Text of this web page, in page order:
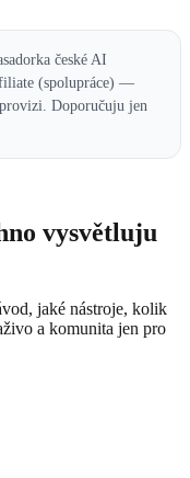
české AI
(spolupráce) —
Doporučuju jen
vysvětluju
jaké nástroje, kolik
a komunita jen pro